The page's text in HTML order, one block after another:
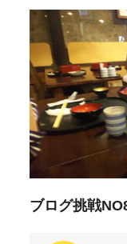
ブログ挑戦